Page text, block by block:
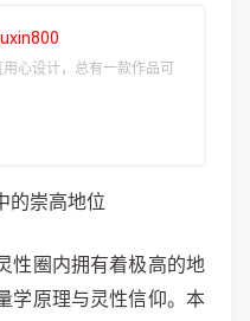
心设计，总有一款作品可
的崇高地位
性圈内拥有着极高的地
学原理与灵性信仰。本